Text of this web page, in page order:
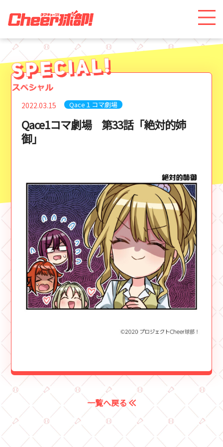
2022.03.15 Qace１コマ劇場
Qace1コマ劇場 第33話「絶対的姉
御」
一覧へ戻る